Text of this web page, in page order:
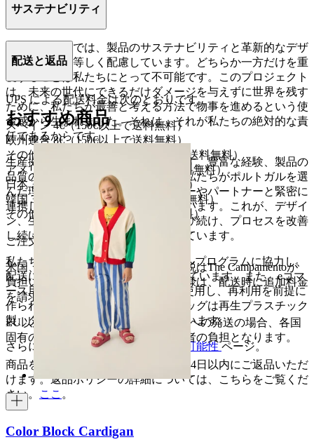
ポルトガル製。
サステナビリティ
カンパメントでは、製品のサステナビリティと革新的なデザ
インの両方に等しく配慮しています。どちらか一方だけを重
視することは私たちにとって不可能です。このプロジェクト
は、未来の世代にできるだけダメージを与えずに世界を残す
ために、私たちが最善と考える方法で物事を進めるという使
命感から生まれました。それは、それが私たちの絶対的な責
任であるからです。
生産拠点は主にポルトガルにあります。豊富な経験、製品の
品質の高さ、そして立地の良さが、私たちがポルトガルを選
んだ理由です。私たちはサプライヤーやパートナーと緊密に
連携し、共に歩むことを大切にしています。これが、デザイ
ン、生産、物流の両面において、学び続け、プロセスを改善
し続けるための最良の方法だと考えています。
私たちはUPSのカーボンニュートラルプログラムに協力し、
配送に伴うCO2排出量を100%相殺しています。また、eコマ
ース用の封筒はすべてFSC認証紙を使用し、再利用を前提に
作られています。衣類を保護するバッグは再生プラスチック
製、タグはすべて再生紙を使用しています。
さらに詳しく知りたい場合は、 持続可能性ページ。
配送と返品
UPS による配送料金は次のとおりです。
スペイン 4€（150€以上で送料無料）
欧州連合 8€（150€以上で送料無料）
その他のヨーロッパ 8€（150€以上で送料無料）
アメリカ合衆国 20$（210$以上で送料無料）
日本 3690 ¥（33.000¥以上で送料無料）
韓国 35,000₩（256,000₩以上で送料無料）
その他の国 20€（150€以上で送料無料）
ご注文前に
米国、日本、韓国：関税および輸入税はThe Campamentoが
負担いたします。これらの国のお客様は、配送時に追加料金
を請求されることはありません。
EU以外のその他の発送：欧州連合外への発送の場合、各国
固有の税金および関税の費用は購入者の負担となります。
商品を返品する場合は、商品到着後14日以内にご返品いただ
けます。返品ポリシーの詳細については、こちらをご覧くだ
さい。
ここ 。
おすすめ商品
Color Block Cardigan